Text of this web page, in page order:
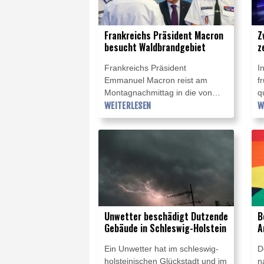
herabstürzte, wie die Polizei in
Bad Segeberg und die
Staatsanwaltschaft Kiel am
Montag mitteilten.
Frankreichs Präsident Macron
besucht Waldbrandgebiet
Frankreichs Präsident
Emmanuel Macron reist am
Montagnachmittag in die von
einem heftigen Waldbrand
betroffene südwestliche Region
Gironde. Macron wolle sich unter
übermitteln", erklärte das
Präsidialamt.
WEITERLESEN
Unwetter beschädigt Dutzende
Gebäude in Schleswig-Holstein
Ein Unwetter hat im schleswig-
holsteinischen Glückstadt und im